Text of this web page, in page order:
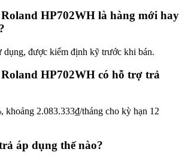
HP702WH là hàng mới hay
dụng, được kiểm định kỹ trước khi bán.
HP702WH có hỗ trợ trả
khoảng 2.083.333₫/tháng cho kỳ hạn 12
áp dụng thế nào?